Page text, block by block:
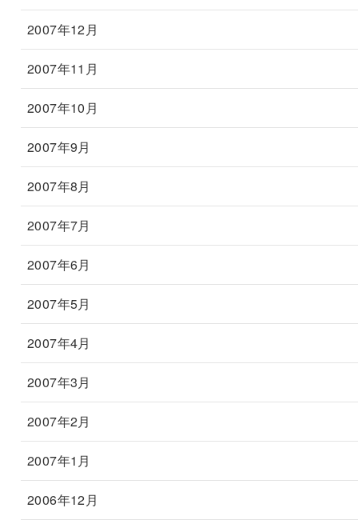
2007年12月
2007年11月
2007年10月
2007年9月
2007年8月
2007年7月
2007年6月
2007年5月
2007年4月
2007年3月
2007年2月
2007年1月
2006年12月